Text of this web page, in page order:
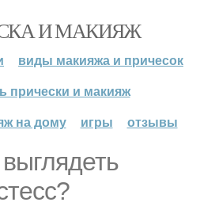
И МАКИЯЖ
виды макияжа и причесок
прически и макияж
на дому
игры отзывы